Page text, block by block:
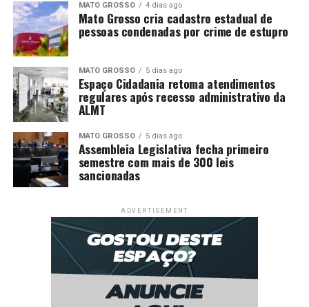
MATO GROSSO 4 dias ago
Mato Grosso cria cadastro estadual de
pessoas condenadas por crime de estupro
MATO GROSSO 5 dias ago
Espaço Cidadania retoma atendimentos
regulares após recesso administrativo da
ALMT
MATO GROSSO 5 dias ago
Assembleia Legislativa fecha primeiro
semestre com mais de 300 leis
sancionadas
ADVERTISEMENT